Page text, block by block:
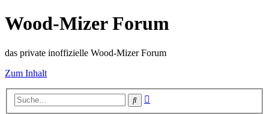
Wood-Mizer Forum
das private inoffizielle Wood-Mizer Forum
Zum Inhalt
Suche